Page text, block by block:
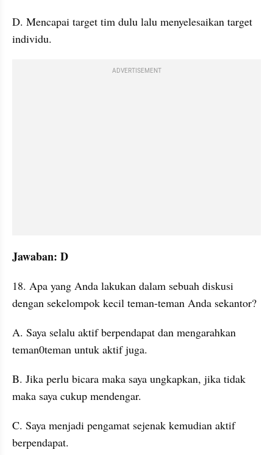
D. Mencapai target tim dulu lalu menyelesaikan target
individu.
ADVERTISEMENT
Jawaban: D
18. Apa yang Anda lakukan dalam sebuah diskusi
dengan sekelompok kecil teman-teman Anda sekantor?
A. Saya selalu aktif berpendapat dan mengarahkan
teman0teman untuk aktif juga.
B. Jika perlu bicara maka saya ungkapkan, jika tidak
maka saya cukup mendengar.
C. Saya menjadi pengamat sejenak kemudian aktif
berpendapat.